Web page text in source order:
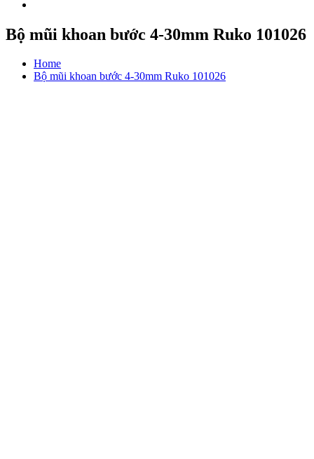
Bộ mũi khoan bước 4-30mm Ruko 101026
Home
Bộ mũi khoan bước 4-30mm Ruko 101026